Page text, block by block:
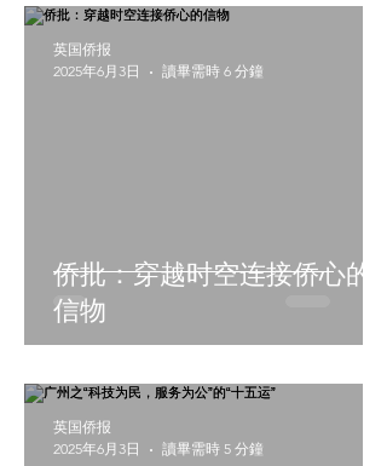
侨批：穿越时空连接侨心的
信物
英国侨报
2025年6月3日
讀畢需時 6 分鐘
英国侨报
2025年6月3日
讀畢需時 5 分鐘